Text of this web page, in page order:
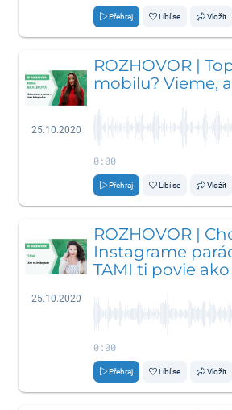
Přehraj Líbí se Vložit
25.10.2020
ROZHOVOR |
mobilu? Vieme,
0:00
Přehraj Líbí se Vložit
25.10.2020
ROZHOVOR |
Instagrame
TAMI ti povie
0:00
Přehraj Líbí se Vložit